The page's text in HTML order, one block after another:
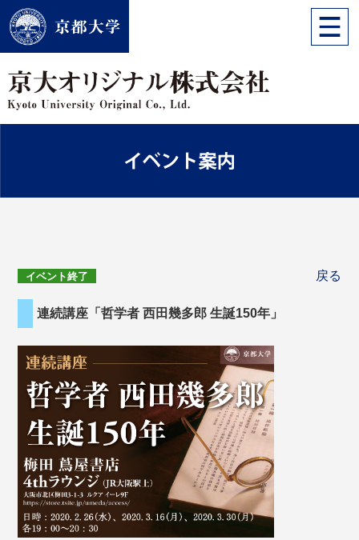
イベント終了 戻る
連続講座「哲学者 西田幾多郎 生誕150年」